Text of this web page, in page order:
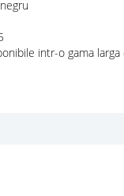
intr-o gama